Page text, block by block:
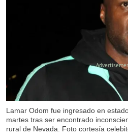
Lamar Odom fue ingresado en
martes tras ser encontrado
rural de Nevada. Foto cortesía